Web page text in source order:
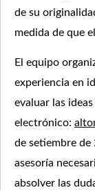
de su
medida de que
El equipo
experiencia en
evaluar las
electrónico:
de setiembre de
asesoría
absolver las